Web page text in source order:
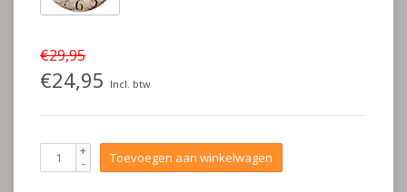
€29,95
€24,95 Incl. btw
+
- Toevoegen aan winkelwagen